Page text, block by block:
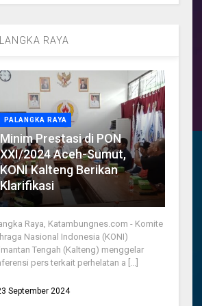
RAYA
PALANGKA RAYA
Minim Prestasi di PON
XXI/2024 Aceh-Sumut,
KONI Kalteng Berikan
Klarifikasi
Raya, Katambungnes.com - Komite
Nasional Indonesia (KONI)
Tengah (Kalteng) menggelar
pers terkait perhelatan a [...]
September 2024